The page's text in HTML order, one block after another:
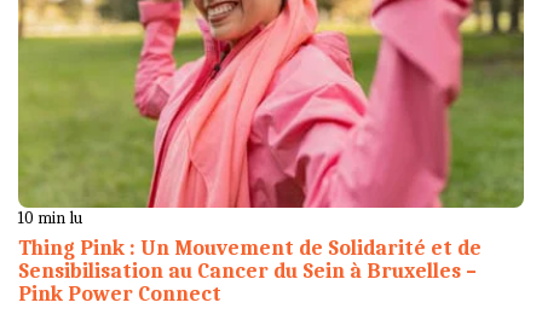
10 min lu
Thing Pink : Un Mouvement de Solidarité et de
Sensibilisation au Cancer du Sein à Bruxelles –
Pink Power Connect